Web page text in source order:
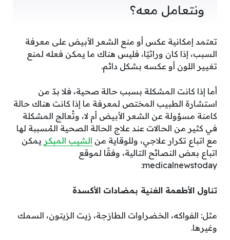
ونتعامل معه؟
تعتمد إمكانية عكس أو منع الشعر الأبيض على معرفة
السبب، إذا كان وراثيًا، فليس هناك ما يمكن فعله لمنع
تغيير اللون أو عكسه بشكل دائم.
أما إذا كانت المشكلة بسبب حالة صحية، فلا بدّ من
استشارة الطبيب المختص لمعرفة ما إذا كانت هناك حالة
كامنة مسؤولة عن الشعر الأبيض أم لا، وتُعالج المشكلة
في كثير من الحالات عند علاج الحالة الصحية المُسببة لها
مع اتباع تكرار علاجي، وللوقاية من الشيب المبكر يمكن
اتباع بعض النصائح التالية، وفقًا لموقع
medicalnewstoday:
تناول الأطعمة الغنية بمضادات الأكسدة
مثل: الفواكه، الخضراوات الطازجة، زيت الزيتون، السمك
وغيرها.